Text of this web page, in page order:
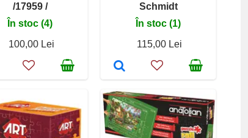
/17959 /
În stoc (4)
100,00 Lei
Schmidt
În stoc (1)
115,00 Lei